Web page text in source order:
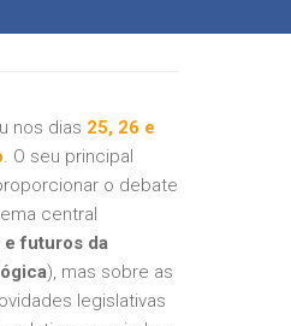
nos dias 25, 26 e
. O seu principal
o debate
central
e futuros da
), mas sobre as
legislativas